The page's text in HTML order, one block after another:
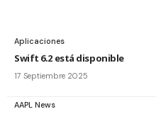
Aplicaciones
Swift 6.2 está disponible
17 Septiembre 2025
AAPL News